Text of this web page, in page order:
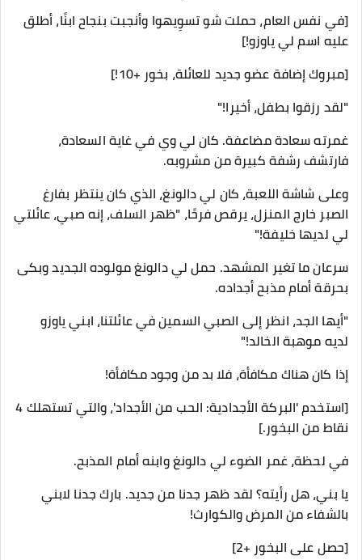
[في نفس العام، حملت شو تسوِيهوا وأنجبت بنجاح ابنًا، أطلق
عليه اسم لي ياوزو!]
[مبروك إضافة عضو جديد للعائلة، بخور +10!]
"لقد رزقوا بطفل، أخيرا!"
غمرته سعادة مضاعفة. كان لي وي في غاية السعادة،
فارتشف رشفة كبيرة من مشروبه.
وعلى شاشة اللعبة، كان لي دالونغ، الذي كان ينتظر بفارغ
الصبر خارج المنزل، يرقص فرحًا، "ظهر السلف، إنه صبي، عائلتي
لي لديها خليفة!"
سرعان ما تغير المشهد. حمل لي دالونغ مولوده الجديد وبكى
بحرقة أمام مذبح أجداده.
"أيها الجد، انظر إلى الصبي السمين في عائلتنا، ابني ياوزو
لديه موهبة الخالد!"
إذا كان هناك مكافأة، فلا بد من وجود مكافأة!
[استخدم 'البركة الأجدادية: الحب من الأجداد'، والتي تستهلك 4
نقاط من البخور.]
في لحظة، غمر الضوء لي دالونغ وابنه أمام المذبح.
يا بني، هل رأيته؟ لقد ظهر جدنا من جديد. بارك جدنا لابني
بالشفاء من المرض والكوارث!
[حصل على البخور +2]